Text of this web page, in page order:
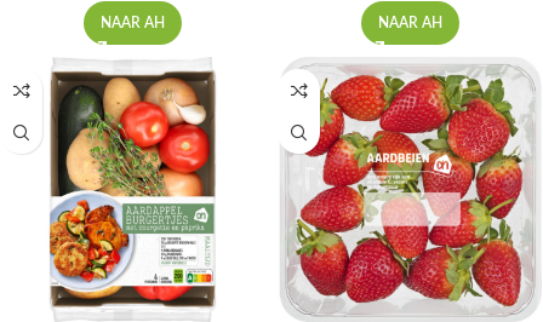
NAAR AH NAAR AH